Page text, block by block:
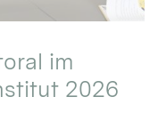
im
2026